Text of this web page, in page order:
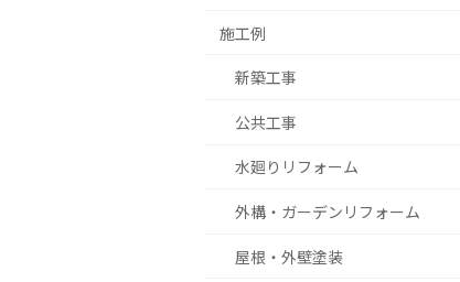
施工例
新築工事
公共工事
水廻りリフォーム
外構・ガーデンリフォーム
屋根・外壁塗装